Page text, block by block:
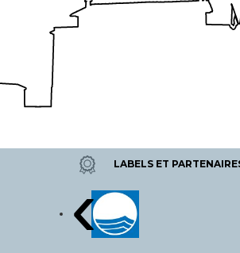
LABELS ET
‹